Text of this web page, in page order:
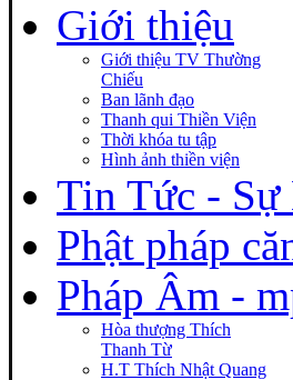
Giới thiệu
Giới thiệu TV Thường
Chiếu
Ban lãnh đạo
Thanh qui Thiền Viện
Thời khóa tu tập
Hình ảnh thiền viện
Tin Tức - Sự
Phật pháp
Pháp Âm -
Hòa thượng Thích
Thanh Từ
H.T Thích Nhật Quang